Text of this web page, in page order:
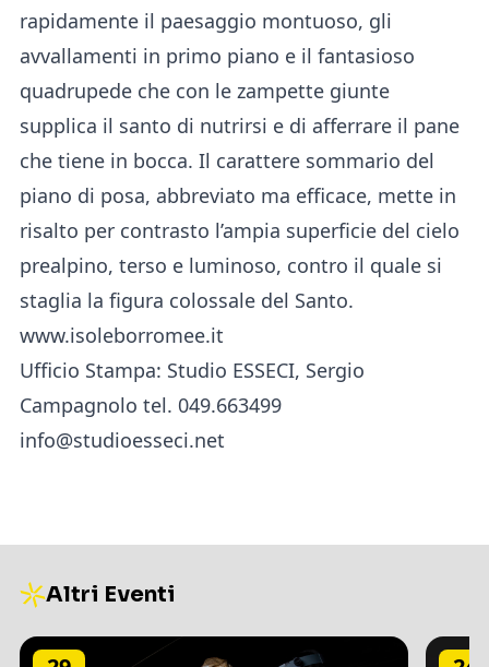
rapidamente il paesaggio montuoso, gli
avvallamenti in primo piano e il fantasioso
quadrupede che con le zampette giunte
supplica il santo di nutrirsi e di afferrare il pane
che tiene in bocca. Il carattere sommario del
piano di posa, abbreviato ma efficace, mette in
risalto per contrasto l’ampia superficie del cielo
prealpino, terso e luminoso, contro il quale si
staglia la figura colossale del Santo.
www.isoleborromee.it
Ufficio Stampa: Studio ESSECI, Sergio
Campagnolo tel. 049.663499
info@studioesseci.net
Altri Eventi